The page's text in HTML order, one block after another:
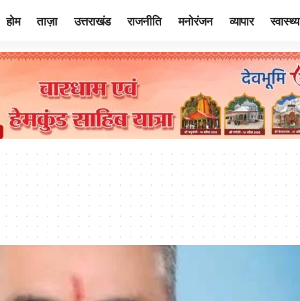
होम ताज़ा उत्तराखंड राजनीति मनोरंजन व्यापार स्वास्थ्य